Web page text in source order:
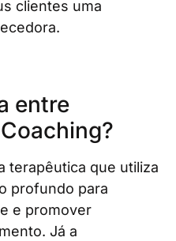
clientes uma
entre
terapêutica que utiliza
profundo para
e promover
Já a